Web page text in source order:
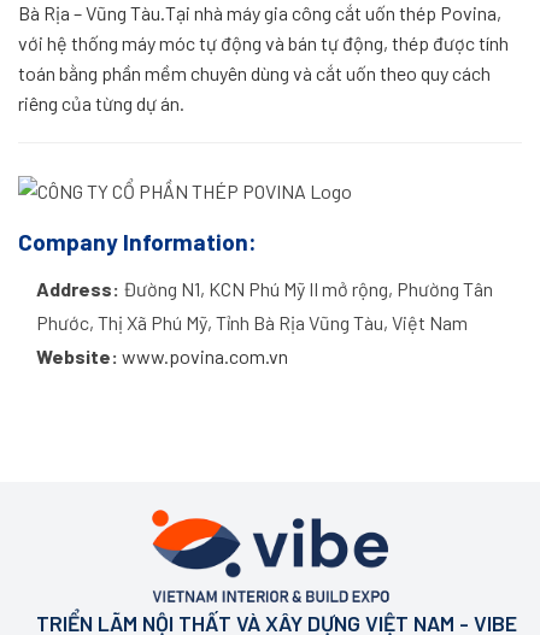
Bà Rịa – Vũng Tàu.Tại nhà máy gia công cắt uốn thép Povina,
với hệ thống máy móc tự động và bán tự động, thép được tính
toán bằng phần mềm chuyên dùng và cắt uốn theo quy cách
riêng của từng dự án.
Company Information:
Address: Đường N1, KCN Phú Mỹ II mở rộng, Phường Tân
Phước, Thị Xã Phú Mỹ, Tỉnh Bà Rịa Vũng Tàu, Việt Nam
Website: www.povina.com.vn
TRIỂN LÃM NỘI THẤT VÀ XÂY DỰNG VIỆT NAM - VIBE